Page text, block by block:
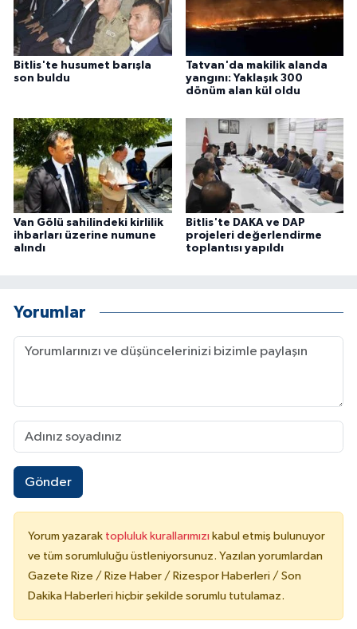
Bitlis'te husumet barışla
son buldu
Tatvan'da makilik alanda
yangını: Yaklaşık 300
dönüm alan kül oldu
Van Gölü sahilindeki kirlilik
ihbarları üzerine numune
alındı
Bitlis'te DAKA ve DAP
projeleri değerlendirme
toplantısı yapıldı
Yorumlar
Gönder
Yorum yazarak topluluk kurallarımızı kabul etmiş bulunuyor
ve tüm sorumluluğu üstleniyorsunuz. Yazılan yorumlardan
Gazete Rize / Rize Haber / Rizespor Haberleri / Son
Dakika Haberleri hiçbir şekilde sorumlu tutulamaz.